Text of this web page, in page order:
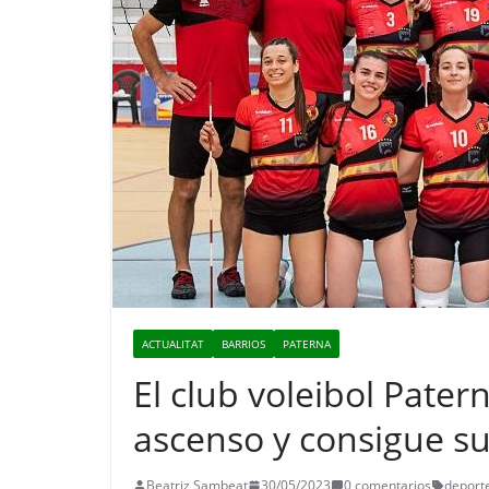
ACTUALITAT BARRIOS PATERNA
El club voleibol
ascenso y consigue